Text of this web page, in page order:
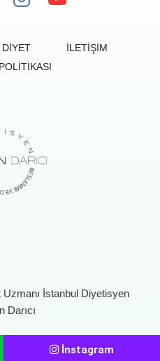
İLETIŞIM
İstanbul Diyetisyen
Darıcı
İnstagram